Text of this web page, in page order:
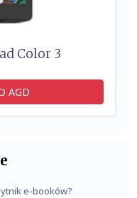
Color 3
AGD
e-booków?